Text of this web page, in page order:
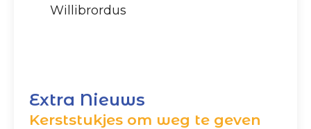
Willibrordus
Extra Nieuws
Kerststukjes om weg te geven